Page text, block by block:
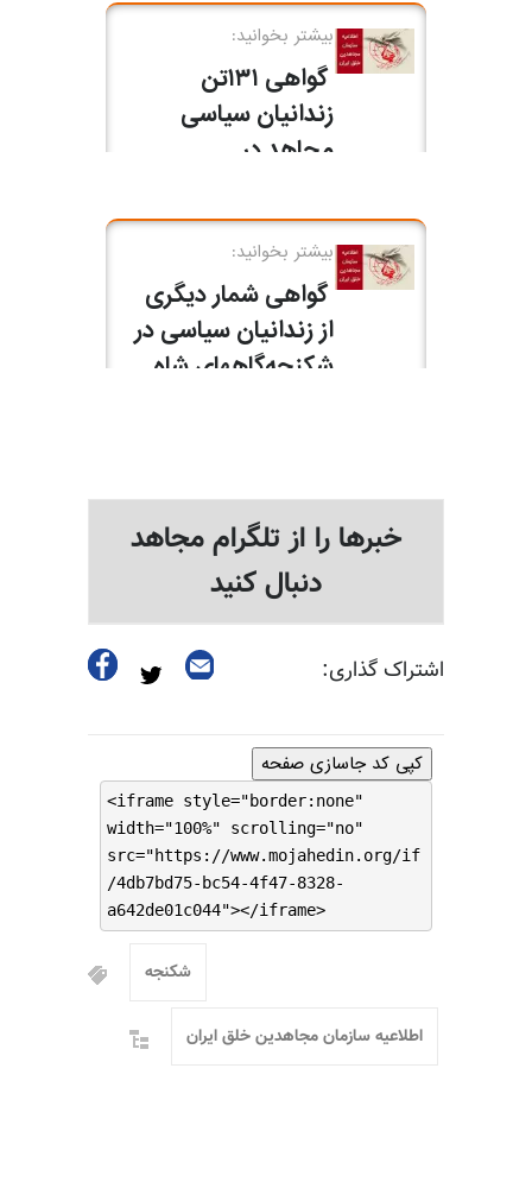
خبرها را از تلگرام مجاهد
دنبال کنید
اشتراک گذاری:
کپی کد جاسازی صفحه
<iframe style="border:none"
width="100%" scrolling="no"
src="https://www.mojahedin.org/if
/4db7bd75-bc54-4f47-8328-
a642de01c044"></iframe>
شکنجه
اطلاعیه سازمان مجاهدین خلق ایران